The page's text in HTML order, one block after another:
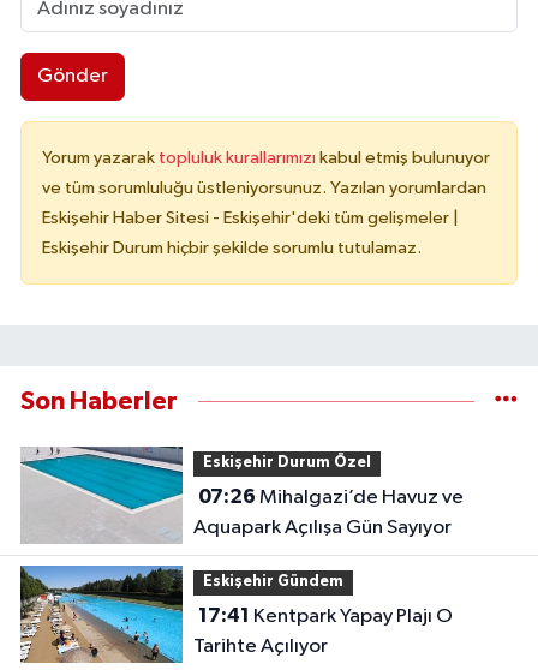
Gönder
Yorum yazarak topluluk kurallarımızı kabul etmiş bulunuyor
ve tüm sorumluluğu üstleniyorsunuz. Yazılan yorumlardan
Eskişehir Haber Sitesi - Eskişehir'deki tüm gelişmeler |
Eskişehir Durum hiçbir şekilde sorumlu tutulamaz.
Son Haberler
Eskişehir Durum Özel
07:26
Aquapark Açılışa Gün Sayıyor
Eskişehir Gündem
17:41
Tarihte Açılıyor